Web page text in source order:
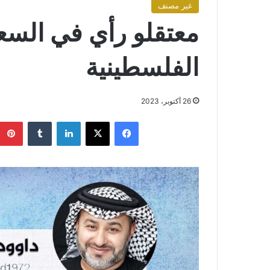
غير مصنف
معتقلو رأي في
الفلسطينية
26 أكتوبر، 2023
فيسبوك X لينكدإن